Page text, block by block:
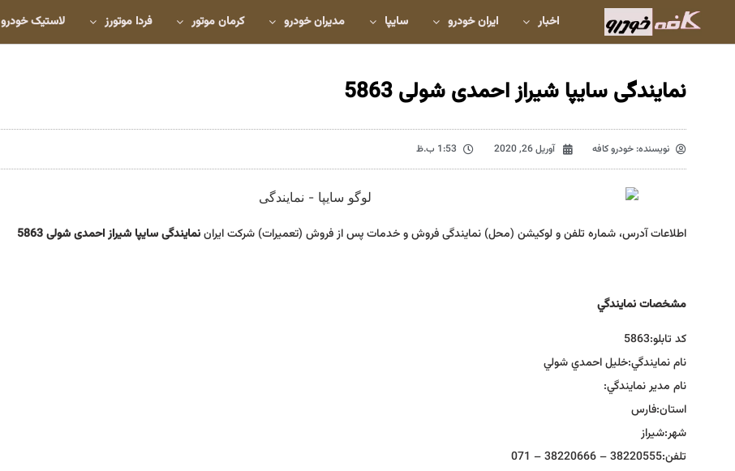
اخبار ایران خودرو سایپا مدیران خودرو کرمان موتور فردا موتورز لاستیک خودرو
نمایندگی سایپا شیراز احمدی شولی 5863
نویسنده: خودرو کافه آوریل 26, 2020 1:53 ب.ظ
اطلاعات آدرس، شماره تلفن و لوکیشن (محل) نمایندگی فروش و خدمات پس از فروش (تعمیرات) شرکت ایراننمایندگی سایپا شیراز احمدی شولی 5863
مشخصات نمايندگي
كد تابلو:5863
نام نمايندگي:خليل احمدي شولي
نام مدير نمايندگي:
استان:فارس
شهر:شيراز
تلفن:38220555 – 38220666 – 071